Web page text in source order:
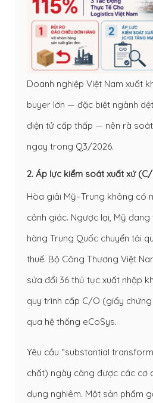
Doanh nghiệp Việt Nam xuất
buyer lớn — đặc biệt ngành
điện tử cấp thấp — nên rà
ngay trong Q3/2026.
2. Áp lực kiểm soát xuất xứ
Hòa giải Mỹ–Trung không có
cảnh giác. Ngược lại, Mỹ
hàng Trung Quốc chuyển tải
thuế. Bộ Công Thương Việt
sửa đổi 36 thủ tục xuất nhập
quy trình cấp C/O (giấy
qua hệ thống eCoSys.
Yêu cầu “substantial
chất) ngày càng được các cơ
dụng nghiêm. Một sản phẩm